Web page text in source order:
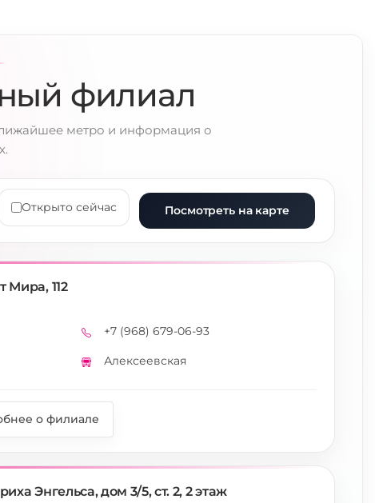
филиал
метро и информация о
Открыто сейчас Посмотреть на карте
Мира, 112
Телефон
+7 (968) 679-06-93
Метро
Алексеевская
о филиале
Энгельса, дом 3/5, ст. 2, 2 этаж